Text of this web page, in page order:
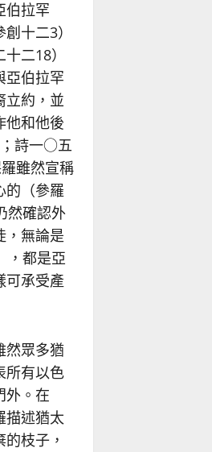
拉罕
十二3）
二18）
亞伯拉罕
立約，並
他和他後
詩一○五
雖然宣稱
的（參羅
然確認外
，無論是
，都是亞
可承受產
眾多猶
所有以色
外。在
描述猶太
枝子，